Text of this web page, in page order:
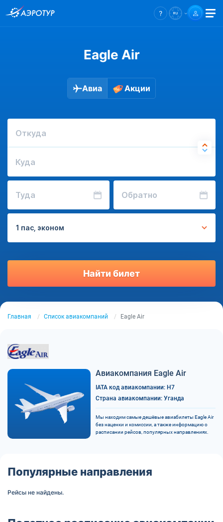
Eagle Air
Авиа Акции
Откуда
Куда
Туда Обратно
1 пас, эконом
Найти билет
Главная Список авиакомпаний Eagle Air
Авиакомпания Eagle Air
IATA код авиакомпании: H7
Страна авиакомпании: Уганда
Мы находим самые дешёвые авиабилеты Eagle Air
без наценки и комиссии, а также информацию о
расписании рейсов, популярных направлениях.
Популярные направления
Рейсы не найдены.